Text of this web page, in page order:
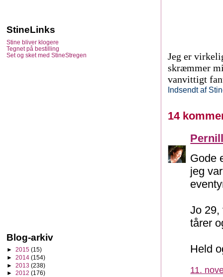
Jeg er
skræmmer
vanvittigt
Indsendt af
14
Gode
jeg
Jo 29,
tårer
Held
11.
StineLinks
Stine bliver klogere
Tegnet på bestilling
Set og sket med StineStregen
Blog-arkiv
► 2015 (15)
► 2014 (154)
► 2013 (238)
► 2012 (176)